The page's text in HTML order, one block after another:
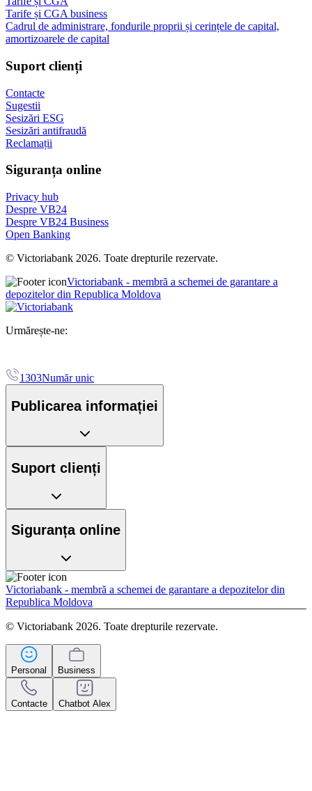
Tarife și CGA business
Cadrul de administrare, fondurile proprii și cerințele de capital,
amortizoarele de capital
Suport clienți
Contacte
Sugestii
Sesizări ESG
Sesizări antifraudă
Reclamații
Siguranța online
Privacy hub
Despre VB24
Despre VB24 Business
Open Banking
© Victoriabank 2026. Toate drepturile rezervate.
Victoriabank - membră a schemei de garantare a
depozitelor din Republica Moldova
Urmărește-ne:
1303Număr unic
Publicarea informației
Suport clienți
Siguranța online
Victoriabank - membră a schemei de garantare a depozitelor din
Republica Moldova
© Victoriabank 2026. Toate drepturile rezervate.
Personal Business
Contacte Chatbot Alex